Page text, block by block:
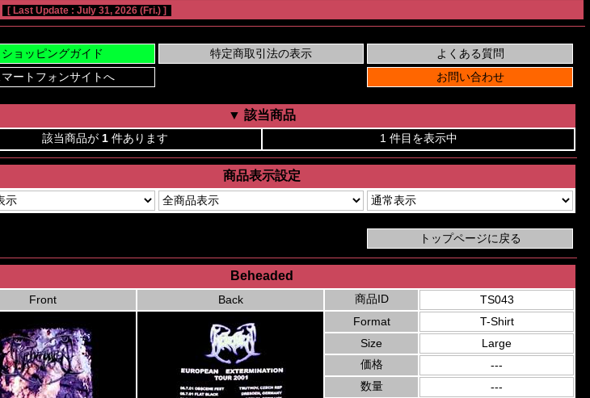
[ Last Update : July 31, 2026 (Fri.) ]
▼ 該当商品
該当商品が 1 件あります 1 件目を表示中
商品表示設定
Beheaded
Front Back 商品ID
TS043
Format
T-Shirt
Size
Large
価格
---
数量
---